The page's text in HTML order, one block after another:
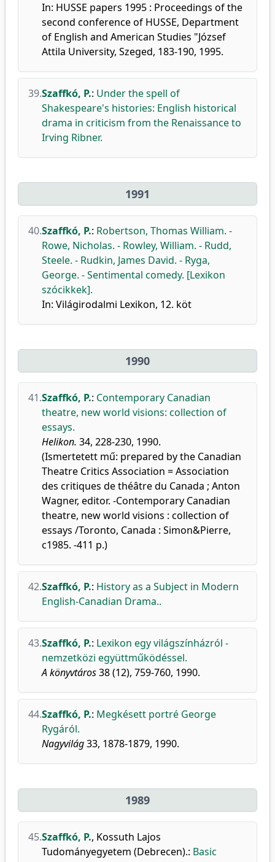
In: HUSSE papers 1995 : Proceedings of the
second conference of HUSSE, Department
of English and American Studies "József
Attila University, Szeged, 183-190, 1995.
39.Szaffkó, P.: Under the spell of
Shakespeare's histories: English historical
drama in criticism from the Renaissance to
Irving Ribner.
1991
40.Szaffkó, P.: Robertson, Thomas William. -
Rowe, Nicholas. - Rowley, William. - Rudd,
Steele. - Rudkin, James David. - Ryga,
George. - Sentimental comedy. [Lexikon
szócikkek].
In: Világirodalmi Lexikon, 12. köt
1990
41.Szaffkó, P.: Contemporary Canadian
theatre, new world visions: collection of
essays.
Helikon. 34, 228-230, 1990.
(Ismertetett mű: prepared by the Canadian
Theatre Critics Association = Association
des critiques de théâtre du Canada ; Anton
Wagner, editor. -Contemporary Canadian
theatre, new world visions : collection of
essays /Toronto, Canada : Simon&Pierre,
c1985. -411 p.)
42.Szaffkó, P.: History as a Subject in Modern
English-Canadian Drama..
43.Szaffkó, P.: Lexikon egy világszínházról -
nemzetközi együttműködéssel.
A könyvtáros38 (12), 759-760, 1990.
44.Szaffkó, P.: Megkésett portré George
Rygáról.
Nagyvilág33, 1878-1879, 1990.
1989
45.Szaffkó, P., Kossuth Lajos
Tudományegyetem (Debrecen).: Basic